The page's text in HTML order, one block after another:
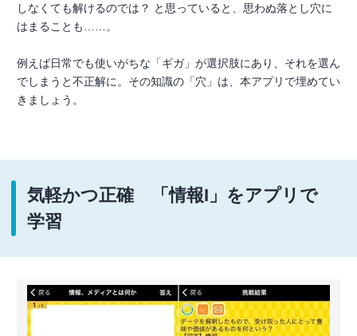
しなくても解けるのでは？ と思っていると、思わぬ落とし穴に
はまることも……。
例えば日常でも使いがちな「ギガ」が選択肢にあり、それを選ん
でしまうと不正解に。その知識の「穴」は、本アプリで埋めてい
きましょう。
気軽かつ正確 「情報I」をアプリで
学習